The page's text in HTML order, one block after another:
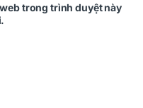
trong trình duyệt này